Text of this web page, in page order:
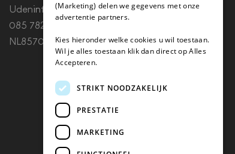
Udeninfo(@)koffie-tabletten.nlTel.
085 782 5578KvK 67529623 Btw:
NL857053759B01
(Marketing) delen we gegevens met onze
advertentie partners.
Kies hieronder welke cookies u wil toestaan.
Wil je alles toestaan klik dan direct op Alles
Accepteren.
STRIKT NOODZAKELIJK
PRESTATIE
MARKETING